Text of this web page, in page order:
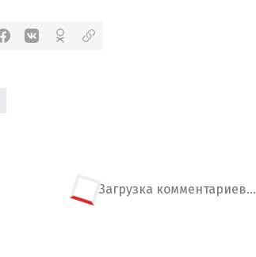
Загрузка комментариев...